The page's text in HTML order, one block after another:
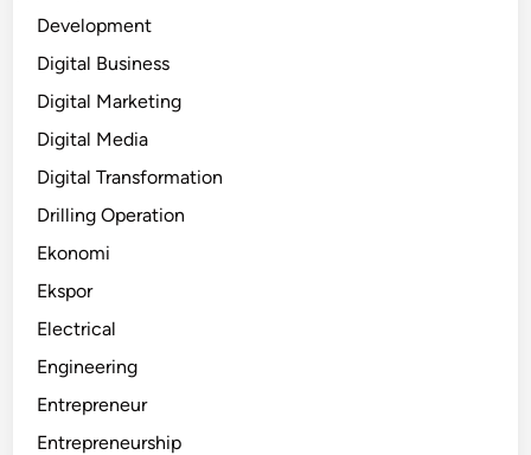
Development
Digital Business
Digital Marketing
Digital Media
Digital Transformation
Drilling Operation
Ekonomi
Ekspor
Electrical
Engineering
Entrepreneur
Entrepreneurship